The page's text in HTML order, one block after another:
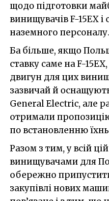
щодо підготовки
винищувачів F-15EX
наземного персоналу.
Ба більше, якщо
ставку саме на F-
двигун для цих
зазвичай й
General Electric, але
отримали
по встановленню
Разом з тим, у всій
винищувачами для
обережно
закупівлі нових